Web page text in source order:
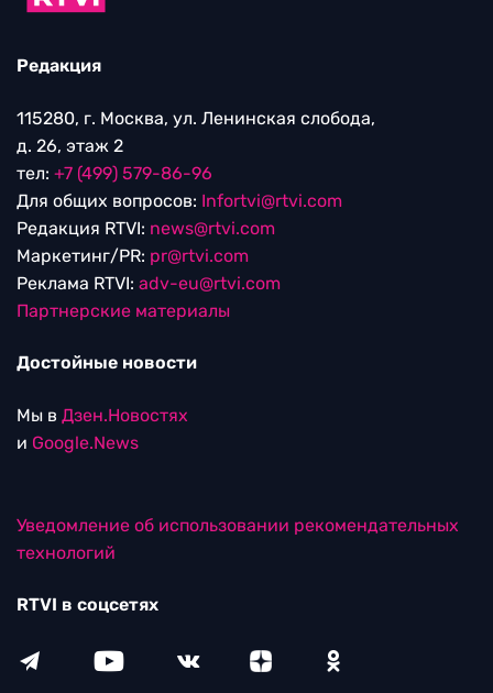
Редакция
115280, г. Москва, ул. Ленинская слобода,
д. 26, этаж 2
тел: +7 (499) 579-86-96
Для общих вопросов: Infortvi@rtvi.com
Редакция RTVI: news@rtvi.com
Маркетинг/PR: pr@rtvi.com
Реклама RTVI: adv-eu@rtvi.com
Партнерские материалы
Достойные новости
Мы в Дзен.Новостях
и Google.News
Уведомление об использовании рекомендательных
технологий
RTVI в соцсетях